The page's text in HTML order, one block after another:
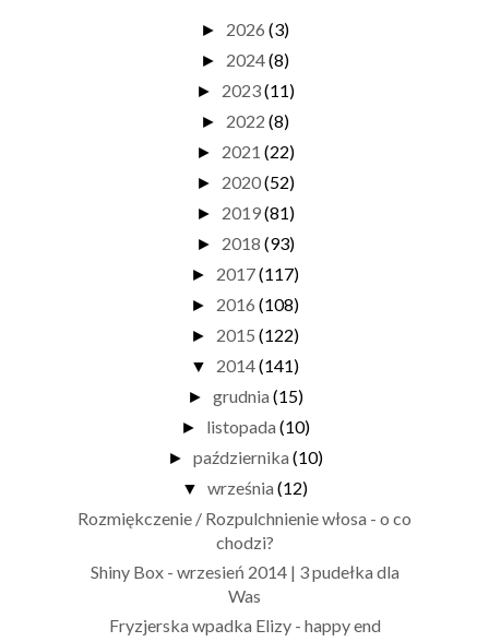
► 2026 (3)
► 2024(8)
► 2023(11)
► 2022 (8)
► 2021 (22)
► 2020(52)
► 2019(81)
► 2018 (93)
► 2017(117)
► 2016 (108)
► 2015 (122)
▼ 2014(141)
► grudnia (15)
► listopada (10)
► października (10)
▼ września (12)
Rozmiękczenie / Rozpulchnienie włosa - o co
chodzi?
Shiny Box - wrzesień 2014 | 3 pudełka dla
Was
Fryzjerska wpadka Elizy - happy end